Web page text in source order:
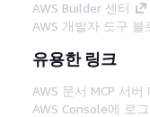
AWS Builder 센터
AWS 개발자 도구 블
유용한 링크
AWS 문서 MCP 서버
AWS Console에 로